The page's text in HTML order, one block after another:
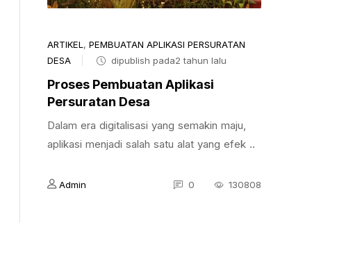
ARTIKEL , PEMBUATAN APLIKASI PERSURATAN
DESA
dipublish pada2 tahun lalu
Proses Pembuatan Aplikasi
Persuratan Desa
Dalam era digitalisasi yang semakin maju,
aplikasi menjadi salah satu alat yang efek ..
Admin 0 130808